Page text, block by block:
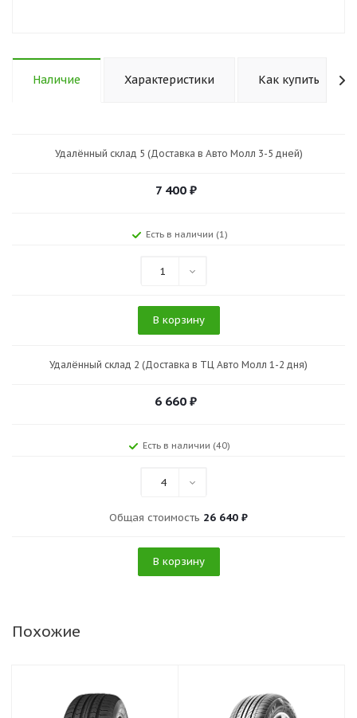
Наличие Характеристики Как купить
Удалённый склад 5 (Доставка в Авто Молл 3-5 дней)
7 400₽
Есть в наличии (1)
1
В корзину
Удалённый склад 2 (Доставка в ТЦ Авто Молл 1-2 дня)
6 660 ₽
Есть в наличии (40)
4
Общая стоимость 26 640 ₽
В корзину
Похожие